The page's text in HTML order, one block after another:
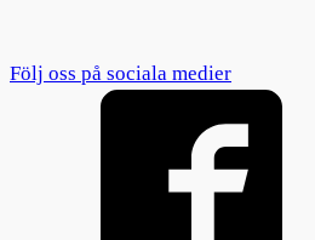
Följ oss på sociala medier